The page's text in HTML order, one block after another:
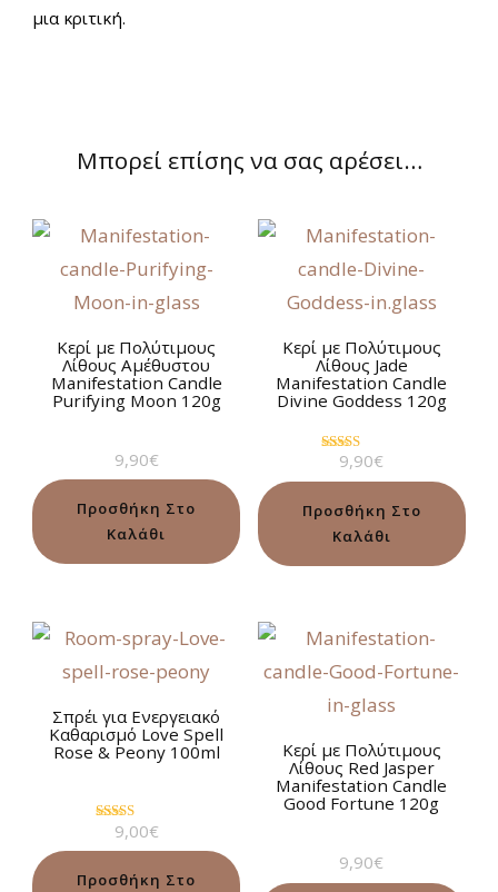
μια κριτική.
Μπορεί επίσης να σας αρέσει…
Κερί με Πολύτιμους
Λίθους Αμέθυστου
Manifestation Candle
Purifying Moon 120g
9,90€
Προσθήκη Στο
Καλάθι
Κερί με Πολύτιμους
Λίθους Jade
Manifestation Candle
Divine Goddess 120g
Βαθμολογήθηκε
από 5
9,90€
Προσθήκη Στο
Καλάθι
Σπρέι για Ενεργειακό
Καθαρισμό Love Spell
Rose & Peony 100ml
Βαθμολογήθηκε
με
από 5
9,00€
Προσθήκη Στο
Κερί με Πολύτιμους
Λίθους Red Jasper
Manifestation Candle
Good Fortune 120g
9,90€